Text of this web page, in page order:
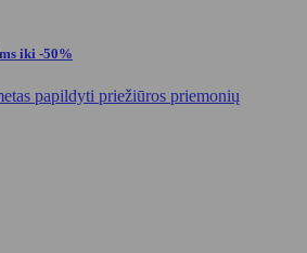
iki -50%
papildyti priežiūros priemonių